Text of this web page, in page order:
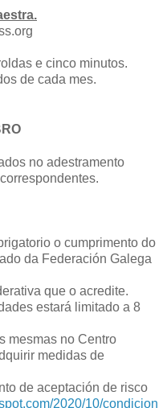
e cinco minutos.
de cada mes.
no adestramento
o cumprimento do
da Federación Galega
que o acredite.
estará limitado a 8
mesmas no Centro
medidas de
de aceptación de risco
2020/10/condicion